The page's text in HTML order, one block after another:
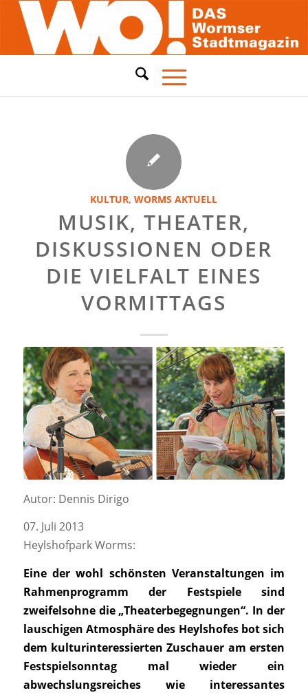
KULTUR,WORMS AKTUELL
MUSIK, THEATER,
DISKUSSIONEN ODER
DIE VIELFALT EINES
VORMITTAGS
Autor: Dennis Dirigo
07. Juli 2013
Heylshofpark Worms:
Eine der wohl schönsten Veranstaltungen im
Rahmenprogramm der Festspiele sind
zweifelsohne die „Theaterbegegnungen“. In der
lauschigen Atmosphäre des Heylshofes bot sich
dem kulturinteressierten Zuschauer am ersten
Festspielsonntag mal wieder ein
abwechslungsreiches wie interessantes